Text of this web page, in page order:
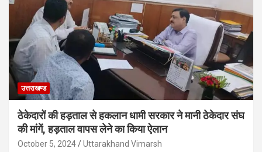
उत्तराखण्ड
ठेकेदारों की हड़ताल से हकलान धामी सरकार ने मानी ठेकेदार संघ
की मांगें, हड़ताल वापस लेने का किया ऐलान
October 5, 2024 Uttarakhand Vimarsh